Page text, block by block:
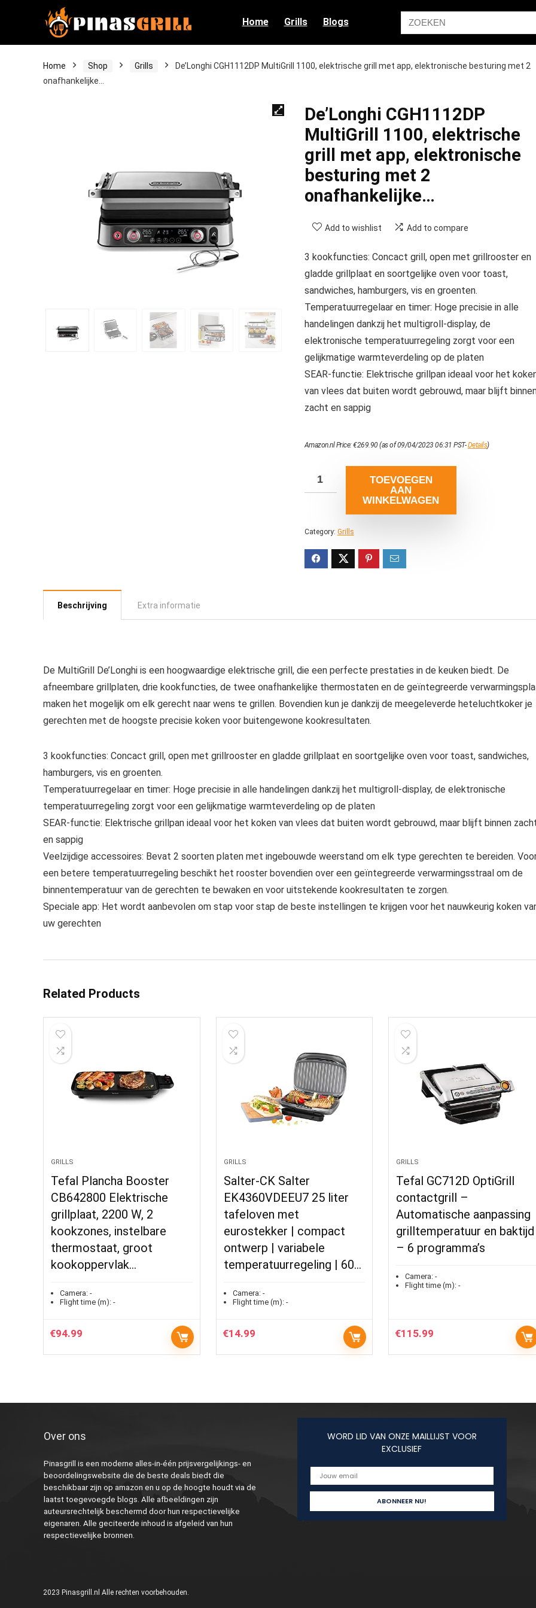
Home Grills Blogs
Home Shop Grills
De’Longhi CGH1112DP MultiGrill 1100, elektrische grill met app, elektronische besturing met 2
onafhankelijke…
De’Longhi CGH1112DP
MultiGrill 1100, elektrische
grill met app, elektronische
besturing met 2
onafhankelijke…
Add to wishlist Add to compare
3 kookfuncties: Concact grill, open met grillrooster en
gladde grillplaat en soortgelijke oven voor toast,
sandwiches, hamburgers, vis en groenten.
Temperatuurregelaar en timer: Hoge precisie in alle
handelingen dankzij het multigroll-display, de
elektronische temperatuurregeling zorgt voor een
gelijkmatige warmteverdeling op de platen
SEAR-functie: Elektrische grillpan ideaal voor het
van vlees dat buiten wordt gebrouwd, maar blijft
zacht en sappig
Amazon.nl Price:€269.90(as of 09/04/2023 06:31 PST-Details)
TOEVOEGEN
AAN
WINKELWAGEN
Category: Grills
Beschrijving Extra informatie
De MultiGrill De’Longhi is een hoogwaardige elektrische grill, die een perfecte prestaties in de keuken biedt. De
afneembare grillplaten, drie kookfuncties, de twee onafhankelijke thermostaten en de geïntegreerde
maken het mogelijk om elk gerecht naar wens te grillen. Bovendien kun je dankzij de meegeleverde heteluchtkoker je
gerechten met de hoogste precisie koken voor buitengewone kookresultaten.
3 kookfuncties: Concact grill, open met grillrooster en gladde grillplaat en soortgelijke oven voor toast, sandwiches,
hamburgers, vis en groenten.
Temperatuurregelaar en timer: Hoge precisie in alle handelingen dankzij het multigroll-display, de elektronische
temperatuurregeling zorgt voor een gelijkmatige warmteverdeling op de platen
SEAR-functie: Elektrische grillpan ideaal voor het koken van vlees dat buiten wordt gebrouwd, maar blijft binnen
en sappig
Veelzijdige accessoires: Bevat 2 soorten platen met ingebouwde weerstand om elk type gerechten te bereiden.
een betere temperatuurregeling beschikt het rooster bovendien over een geïntegreerde verwarmingsstraal om de
binnentemperatuur van de gerechten te bewaken en voor uitstekende kookresultaten te zorgen.
Speciale app: Het wordt aanbevolen om stap voor stap de beste instellingen te krijgen voor het nauwkeurig koken
uw gerechten
Related Products
GRILLS
Tefal Plancha Booster
CB642800 Elektrische
grillplaat, 2200 W, 2
kookzones, instelbare
thermostaat, groot
kookoppervlak…
Camera: -
Flight time (m): -
€94.99
GRILLS
Salter-CK Salter
EK4360VDEEU7 25 liter
tafeloven met
eurostekker | compact
ontwerp | variabele
temperatuurregeling | 60…
Camera:-
Flight time (m):-
€14.99
GRILLS
Tefal GC712D OptiGrill
contactgrill –
Automatische aanpassing
grilltemperatuur en baktijd
– 6 programma’s
Camera: -
Flight time (m): -
€115.99
Over ons
Pinasgrill is een moderne alles-in-één prijsvergelijkings- en
beoordelingswebsite die de beste deals biedt die
beschikbaar zijn op amazon en u op de hoogte houdt via de
laatst toegevoegde blogs. Alle afbeeldingen zijn
auteursrechtelijk beschermd door hun respectievelijke
eigenaren. Alle geciteerde inhoud is afgeleid van hun
respectievelijke bronnen.
WORD LID VAN ONZE MAILLIJST VOOR
EXCLUSIEF
2023 Pinasgrill.nl Alle rechten voorbehouden.